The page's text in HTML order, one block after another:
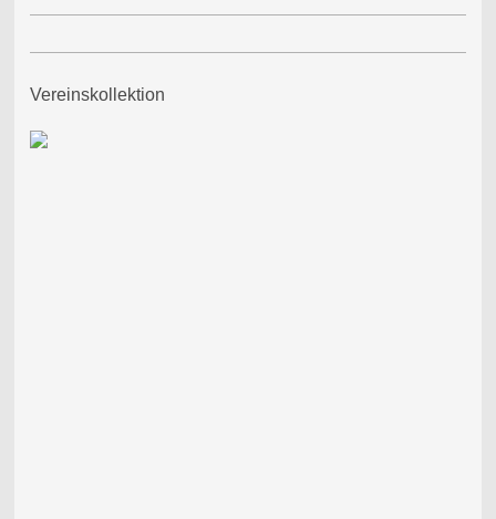
Vereinskollektion